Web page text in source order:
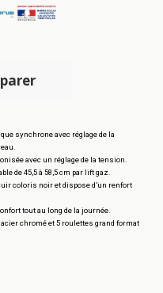
synchrone avec réglage de la
avec un réglage de la tension.
de 45,5 à 58,5 cm par lift gaz.
coloris noir et dispose d’un renfort
tout au long de la journée.
chromé et 5 roulettes grand format